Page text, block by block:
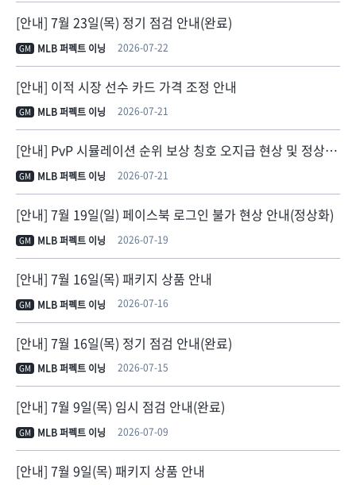
[안내] 7월 23일(목) 정기 점검 안내(완료)
GM MLB 퍼펙트 이닝 2026-07-22
[안내] 이적 시장 선수 카드 가격 조정 안내
GM MLB 퍼펙트 이닝 2026-07-21
[안내] PvP 시뮬레이션 순위 보상 칭호 오지급 현상 및 정상 지급 안내
GM MLB 퍼펙트 이닝 2026-07-21
[안내] 7월 19일(일) 페이스북 로그인 불가 현상 안내(정상화)
GM MLB 퍼펙트 이닝 2026-07-19
[안내] 7월 16일(목) 패키지 상품 안내
GM MLB 퍼펙트 이닝 2026-07-16
[안내] 7월 16일(목) 정기 점검 안내(완료)
GM MLB 퍼펙트 이닝 2026-07-15
[안내] 7월 9일(목) 임시 점검 안내(완료)
GM MLB 퍼펙트 이닝 2026-07-09
[안내] 7월 9일(목) 패키지 상품 안내